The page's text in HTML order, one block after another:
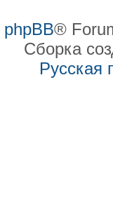
phpBB®
Сборка
Русская